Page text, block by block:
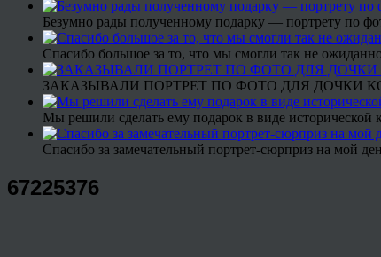
Безумно рады полученному подарку — портрету по
Спасибо большое за то, что мы смогли так не
ЗАКАЗЫВАЛИ ПОРТРЕТ ПО ФОТО ДЛЯ ДОЧКИ
Мы решили сделать ему подарок в виде
Спасибо за замечательный портрет-сюрприз на мой
67225376